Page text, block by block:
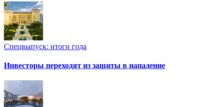
Спецвыпуск: итоги года
Инвесторы переходят из защиты в нападение